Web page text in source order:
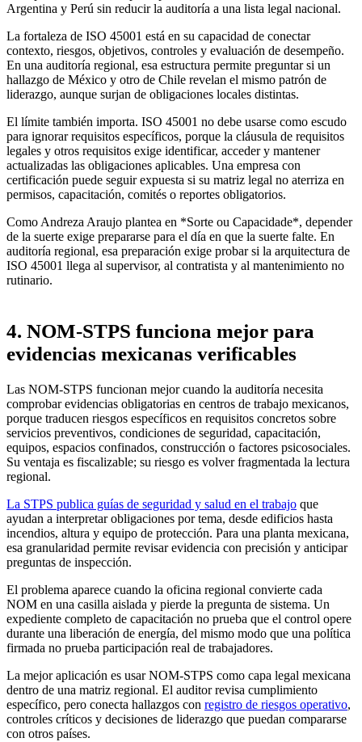
Argentina y Perú sin reducir la auditoría a una lista legal nacional.
La fortaleza de ISO 45001 está en su capacidad de conectar
contexto, riesgos, objetivos, controles y evaluación de desempeño.
En una auditoría regional, esa estructura permite preguntar si un
hallazgo de México y otro de Chile revelan el mismo patrón de
liderazgo, aunque surjan de obligaciones locales distintas.
El límite también importa. ISO 45001 no debe usarse como escudo
para ignorar requisitos específicos, porque la cláusula de requisitos
legales y otros requisitos exige identificar, acceder y mantener
actualizadas las obligaciones aplicables. Una empresa con
certificación puede seguir expuesta si su matriz legal no aterriza en
permisos, capacitación, comités o reportes obligatorios.
Como Andreza Araujo plantea en *Sorte ou Capacidade*, depender
de la suerte exige prepararse para el día en que la suerte falte. En
auditoría regional, esa preparación exige probar si la arquitectura de
ISO 45001 llega al supervisor, al contratista y al mantenimiento no
rutinario.
4. NOM-STPS funciona mejor para
evidencias mexicanas verificables
Las NOM-STPS funcionan mejor cuando la auditoría necesita
comprobar evidencias obligatorias en centros de trabajo mexicanos,
porque traducen riesgos específicos en requisitos concretos sobre
servicios preventivos, condiciones de seguridad, capacitación,
equipos, espacios confinados, construcción o factores psicosociales.
Su ventaja es fiscalizable; su riesgo es volver fragmentada la lectura
regional.
La STPS publica guías de seguridad y salud en el trabajo que
ayudan a interpretar obligaciones por tema, desde edificios hasta
incendios, altura y equipo de protección. Para una planta mexicana,
esa granularidad permite revisar evidencia con precisión y anticipar
preguntas de inspección.
El problema aparece cuando la oficina regional convierte cada
NOM en una casilla aislada y pierde la pregunta de sistema. Un
expediente completo de capacitación no prueba que el control opere
durante una liberación de energía, del mismo modo que una política
firmada no prueba participación real de trabajadores.
La mejor aplicación es usar NOM-STPS como capa legal mexicana
dentro de una matriz regional. El auditor revisa cumplimiento
específico, pero conecta hallazgos con registro de riesgos operativo,
controles críticos y decisiones de liderazgo que puedan compararse
con otros países.